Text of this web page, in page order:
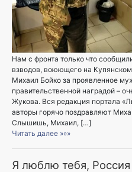
Нам с фронта только что
взводов, воюющего на
Михаил Бойко за проявленное
правительственной наградой –
Жукова. Вся редакция портала
авторы горячо поздравляют
Слышишь, Михаил, […]
Читать далее »»»
Я люблю тебя, Россия